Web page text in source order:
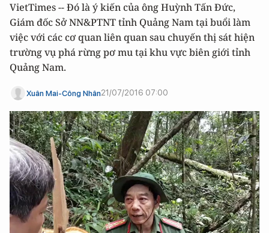
VietTimes -- Đó là ý kiến của ông Huỳnh Tấn Đức,
Giám đốc Sở NN&PTNT tỉnh Quảng Nam tại buổi làm
việc với các cơ quan liên quan sau chuyến thị sát hiện
trường vụ phá rừng pơ mu tại khu vực biên giới tỉnh
Quảng Nam.
Xuân Mai-Công Nhân21/07/2016 07:00